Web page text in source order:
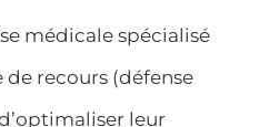
médicale spécialisé
recours (défense
leur